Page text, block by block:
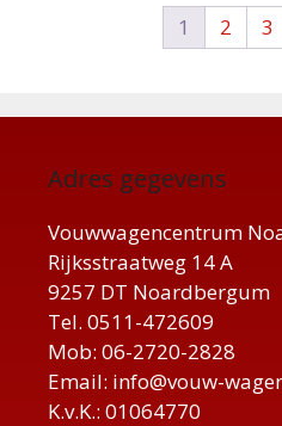
1 2 3
Adres gegevens
Vouwwagencentrum
Rijksstraatweg 14 A
9257 DT Noardbergum
Tel. 0511-472609
Mob: 06-2720-2828
Email: info@vouw-
K.v.K.: 01064770